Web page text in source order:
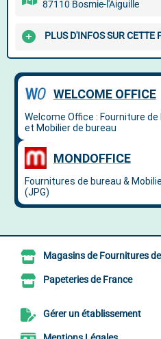
87110 Bosmie-l'Aiguille
PLUS D'INFOS SUR CETTE
Magasins de Fournitures
Papeteries de France
Gérer un établissement